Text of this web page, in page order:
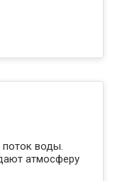
воды.
атмосферу